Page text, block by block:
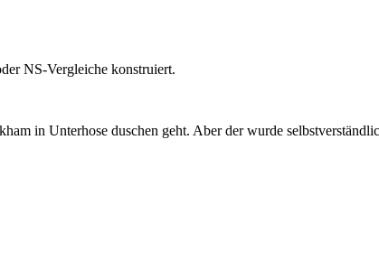
NS-Vergleiche konstruiert.
in Unterhose duschen geht. Aber der wurde